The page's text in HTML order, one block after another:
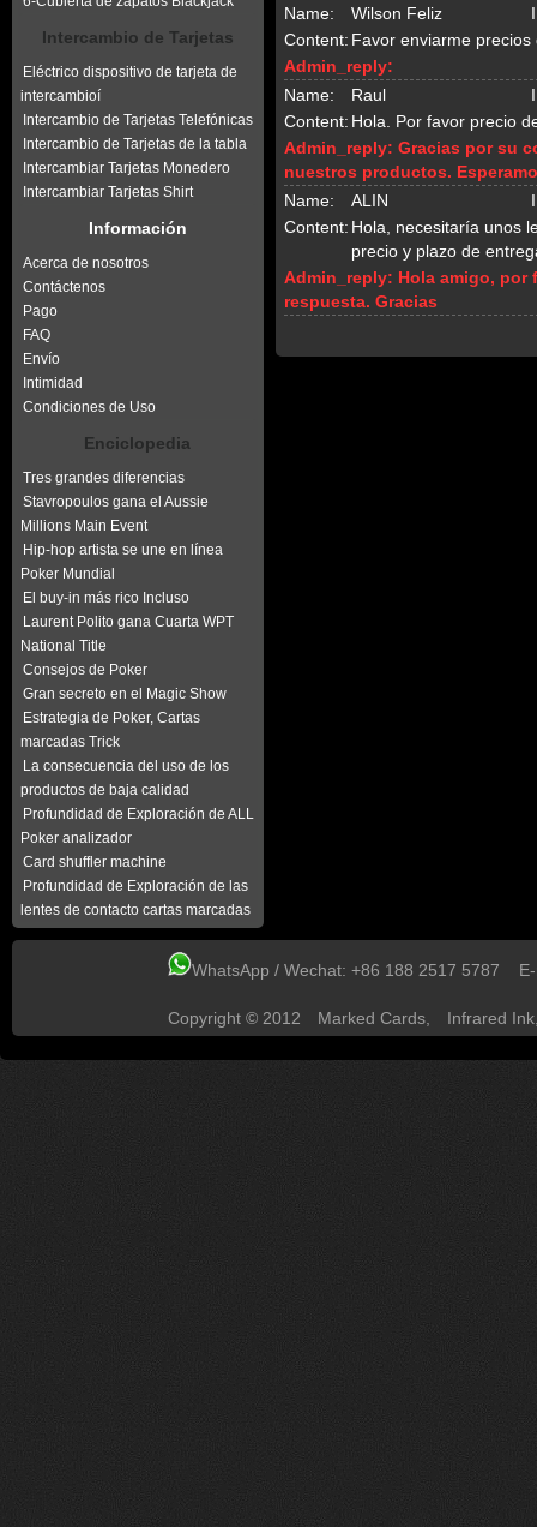
Intercambio de Tarjetas
Eléctrico dispositivo de tarjeta de
intercambioí
Intercambio de Tarjetas Telefónicas
Intercambio de Tarjetas de la tabla
Intercambiar Tarjetas Monedero
Intercambiar Tarjetas Shirt
Información
Acerca de nosotros
Contáctenos
Pago
FAQ
Envío
Intimidad
Condiciones de Uso
Enciclopedia
Tres grandes diferencias
Stavropoulos gana el Aussie
Millions Main Event
Hip-hop artista se une en línea
Poker Mundial
El buy-in más rico Incluso
Laurent Polito gana Cuarta WPT
National Title
Consejos de Poker
Gran secreto en el Magic Show
Estrategia de Poker, Cartas
marcadas Trick
La consecuencia del uso de los
productos de baja calidad
Profundidad de Exploración de ALL
Poker analizador
Card shuffler machine
Profundidad de Exploración de las
lentes de contacto cartas marcadas
Name:
Wilson Feliz
Content: Favor enviarme
Admin_reply:
Name:
Raul
Content: Hola. Por favor precio
Admin_reply: Gracias por su
nuestros productos.
Name:
ALIN
Content: Hola, necesitaría unos
precio y plazo de
Admin_reply: Hola amigo, por
respuesta. Gracias
WhatsApp / Wechat: +86 188 2517 5787
Copyright © 2012 Marked Cards Infrared Ink